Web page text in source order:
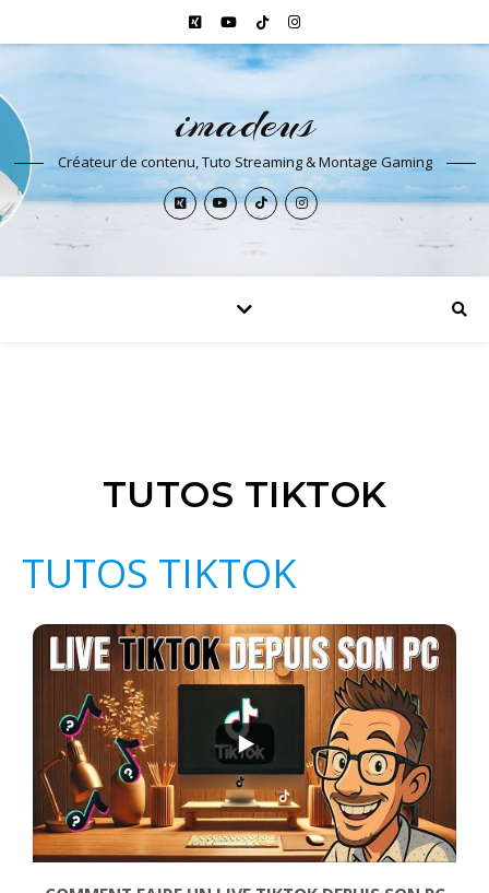
imadeus
Créateur de contenu, Tuto Streaming & Montage Gaming
TUTOS TIKTOK
TUTOS TIKTOK
...
544
102